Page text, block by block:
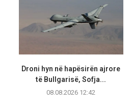
Droni hyn në hapësirën ajrore
të Bullgarisë, Sofja...
08.08.2026 12:42